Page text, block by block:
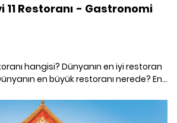
11 Restoranı - Gastronomi
hangisi? Dünyanın en iyi restoran
en büyük restoranı nerede? En
araştırdık. Yolunuz hangisine